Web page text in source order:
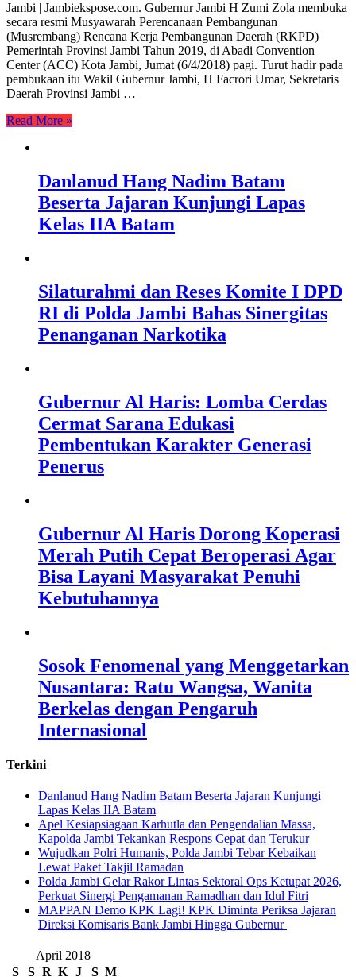
Jambi | Jambiekspose.com. Gubernur Jambi H Zumi Zola membuka
secara resmi Musyawarah Perencanaan Pembangunan
(Musrembang) Rencana Kerja Pembangunan Daerah (RKPD)
Pemerintah Provinsi Jambi Tahun 2019, di Abadi Convention
Center (ACC) Kota Jambi, Jumat (6/4/2018) pagi. Turut hadir pada
pembukaan itu Wakil Gubernur Jambi, H Facrori Umar, Sekretaris
Daerah Provinsi Jambi …
Read More »
Danlanud Hang Nadim Batam
Beserta Jajaran Kunjungi Lapas
Kelas IIA Batam
Silaturahmi dan Reses Komite I DPD
RI di Polda Jambi Bahas Sinergitas
Penanganan Narkotika
Gubernur Al Haris: Lomba Cerdas
Cermat Sarana Edukasi
Pembentukan Karakter Generasi
Penerus
Gubernur Al Haris Dorong Koperasi
Merah Putih Cepat Beroperasi Agar
Bisa Layani Masyarakat Penuhi
Kebutuhannya
Sosok Fenomenal yang Menggetarkan
Nusantara: Ratu Wangsa, Wanita
Berkelas dengan Pengaruh
Internasional
Terkini
Danlanud Hang Nadim Batam Beserta Jajaran Kunjungi
Lapas Kelas IIA Batam
Apel Kesiapsiagaan Karhutla dan Pengendalian Massa,
Kapolda Jambi Tekankan Respons Cepat dan Terukur
Wujudkan Polri Humanis, Polda Jambi Tebar Kebaikan
Lewat Paket Takjil Ramadan
Polda Jambi Gelar Rakor Lintas Sektoral Ops Ketupat 2026,
Perkuat Sinergi Pengamanan Ramadhan dan Idul Fitri
‎MAPPAN Demo KPK Lagi! KPK Diminta Periksa Jajaran
Direksi Komisaris Bank Jambi Hingga Gubernur ‎
April 2018
S
S R K J S M